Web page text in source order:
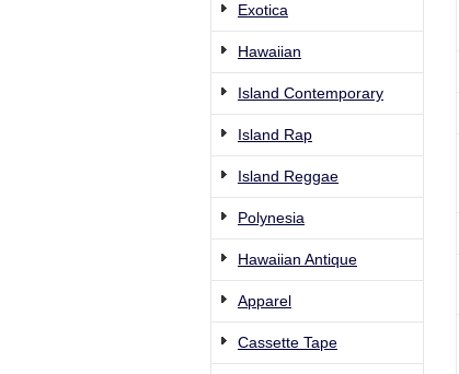
Exotica
Hawaiian
Island Contemporary
Island Rap
Island Reggae
Polynesia
Hawaiian Antique
Apparel
Cassette Tape